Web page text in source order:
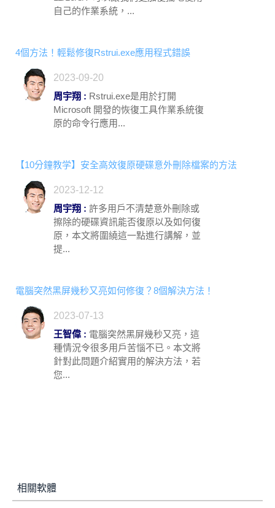
自己的作業系統，...
4個方法！輕鬆修復Rstrui.exe應用程式錯誤
2023-09-20
周宇翔 : Rstrui.exe是用於打開
Microsoft 開發的恢復工具作業系統復
原的命令行應用...
【10分鐘教学】安全高效復原硬碟意外刪除檔案的方法
2023-12-12
周宇翔 : 許多用戶不清楚意外刪除或
擦除的硬碟資訊能否復原以及如何復
原，本文將圍繞這一點進行講解，並
提...
電腦突然黑屏幾秒又亮如何修復？8個解決方法！
2023-07-13
王智偉 : 電腦突然黑屏幾秒又亮，這
種情況令很多用戶苦惱不已。本文將
針對此問題介紹實用的解決方法，若
您...
相關軟體